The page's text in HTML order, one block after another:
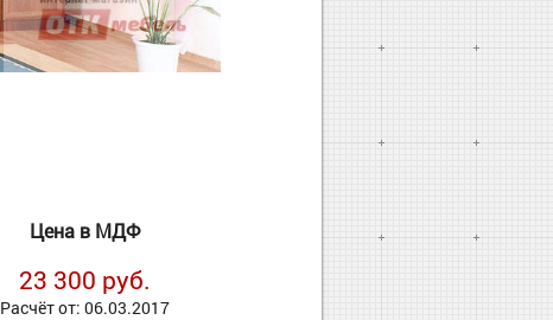
Цена в МДФ
23 300 руб.
Расчёт от: 06.03.2017